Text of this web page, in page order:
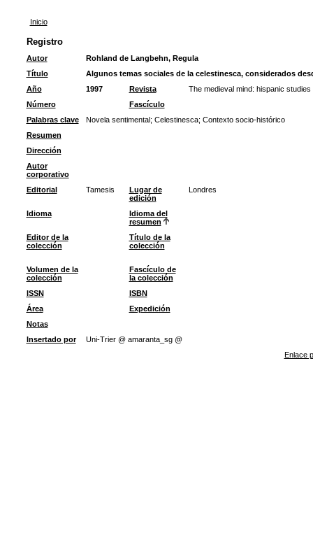
Inicio
Registro
Autor
Rohland de Langbehn, Regula
Título
Algunos temas sociales de la celestinesca, considerados
Año
1997 Revista
The medieval mind: hispanic
Número
Fascículo
Palabras clave
Novela sentimental; Celestinesca; Contexto socio-histórico
Resumen
Dirección
Autor
corporativo
Editorial
Tamesis
Lugar de
edición
Londres
Idioma
Idioma del
resumen
Editor de la
colección
Título de la
colección
Volumen de la
colección
Fascículo de
la colección
ISSN
ISBN
Área
Expedición
Notas
Insertado por
Uni-Trier @ amaranta_sg @
Enlace